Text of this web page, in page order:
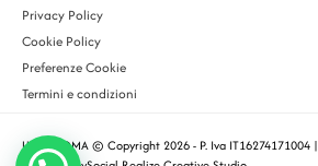
Privacy Policy
Cookie Policy
Preferenze Cookie
Termini e condizioni
URBS ROMA © Copyright 2026 - P. Iva IT16274171004 |